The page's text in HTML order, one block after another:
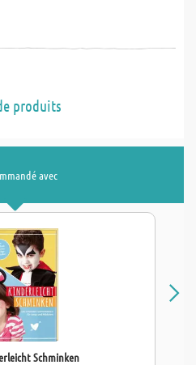
produits
avec
Schminken